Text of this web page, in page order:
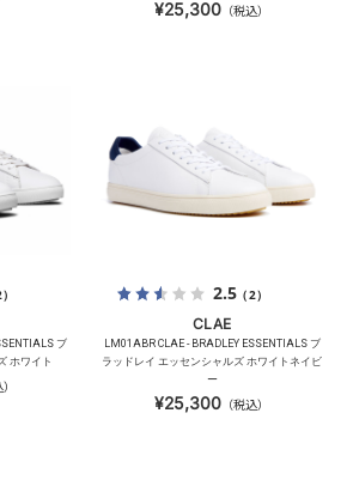
¥25,300 （税込）
ブ
ホワイト
2.5（2）
CLAE
LM01ABR CLAE - BRADLEY ESSENTIALS ブ
ラッドレイ エッセンシャルズ ホワイトネイビ
ー
¥25,300 （税込）